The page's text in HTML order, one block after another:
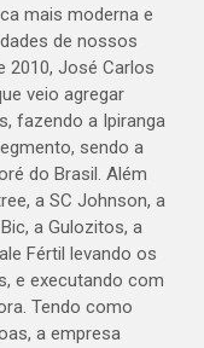
mais moderna e
de nossos
2010, José Carlos
veio agregar
fazendo a Ipiranga
sendo a
do Brasil. Além
a SC Johnson, a
a Gulozitos, a
Fértil levando os
e executando com
Tendo como
a empresa